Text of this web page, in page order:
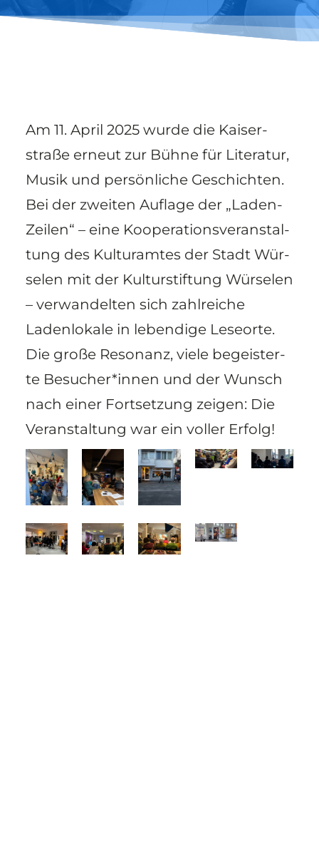
Am 11. April 2025 wur­de die Kai­ser­
stra­ße erneut zur Büh­ne für Lite­ra­tur,
Musik und per­sön­li­che Geschich­ten.
Bei der zwei­ten Auf­la­ge der „Laden­
Zei­len“ – eine Koope­ra­ti­ons­ver­an­stal­
tung des Kul­tur­am­tes der Stadt Wür­
se­len mit der Kul­tur­stif­tung Wür­se­len
– ver­wan­del­ten sich zahl­rei­che
Laden­lo­ka­le in leben­di­ge Lese­or­te.
Die gro­ße Reso­nanz, vie­le begeis­ter­
te Besucher*innen und der Wunsch
nach einer Fort­set­zung zei­gen: Die
Ver­an­stal­tung war ein vol­ler Erfolg!